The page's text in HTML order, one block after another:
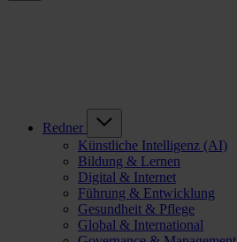
Redner
Künstliche Intelligenz (AI)
Bildung & Lernen
Digital & Internet
Führung & Entwicklung
Gesundheit & Pflege
Global & International